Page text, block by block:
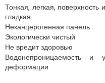
Тонкая, легкая, поверхность
гладкая
Неканцерогенная панель
Экологически чистый
Не вредит здоровью
Водонепроницаемость и
деформации